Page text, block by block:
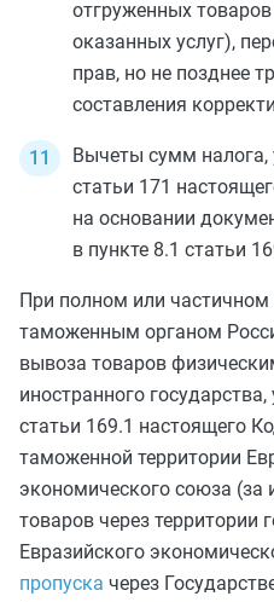
отгруженных
оказанных услуг),
прав, но не позднее
составления
Вычеты сумм налога,
статьи 171
на основании
в пункте 8.1 статьи
При полном или частичном
таможенным органом
вывоза товаров
иностранного
статьи 169.1 настоящего
таможенной территории
экономического союза
товаров через территории
Евразийского
пропуска через